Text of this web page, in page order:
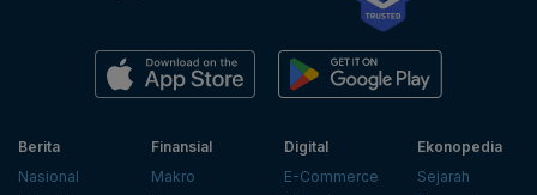
Berita
Nasional
Finansial
Makro
Digital
E-Commerce
Ekonopedia
Sejarah